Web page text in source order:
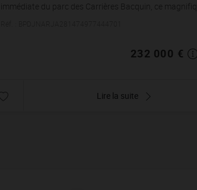
immédiate du parc des Carrières Bacquin, ce
232 000 €
Lire la suite